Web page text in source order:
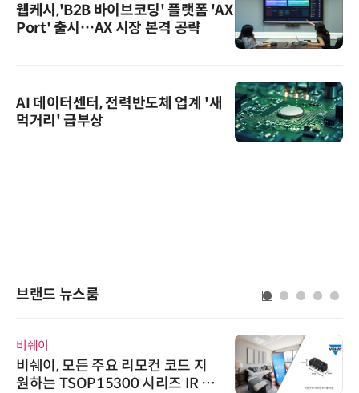
웹케시,'B2B 바이브코딩' 플랫폼 'AX
Port' 출시…AX 시장 본격 공략
AI 데이터센터, 전력반도체 업계 '새
먹거리' 급부상
브랜드 뉴스룸
비쉐이
비쉐이, 모든 주요 리모컨 코드 지
원하는 TSOP15300 시리즈 IR 수